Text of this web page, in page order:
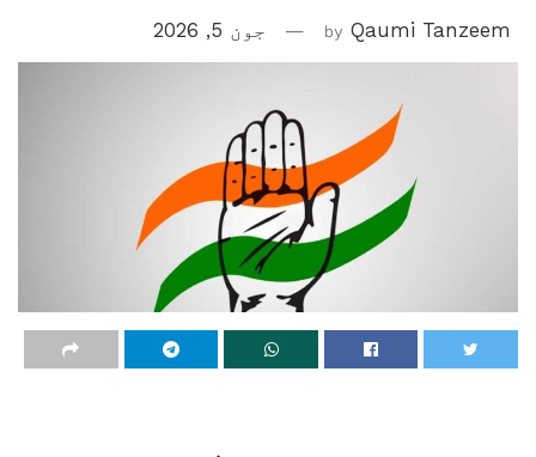
by Qaumi Tanzeem جون 5, 2026